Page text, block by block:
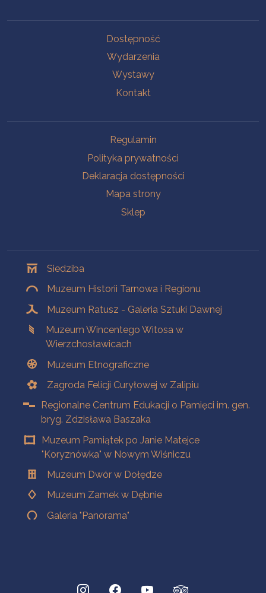
Dostępność
Wydarzenia
Wystawy
Kontakt
Regulamin
Polityka prywatności
Deklaracja dostępności
Mapa strony
Sklep
Siedziba
Muzeum Historii Tarnowa i Regionu
Muzeum Ratusz - Galeria Sztuki Dawnej
Muzeum Wincentego Witosa w
Wierzchosławicach
Muzeum Etnograficzne
Zagroda Felicji Curyłowej w Zalipiu
Regionalne Centrum Edukacji o Pamięci im. gen.
bryg. Zdzisława Baszaka
Muzeum Pamiątek po Janie Matejce
"Koryznówka" w Nowym Wiśniczu
Muzeum Dwór w Dołędze
Muzeum Zamek w Dębnie
Galeria "Panorama"